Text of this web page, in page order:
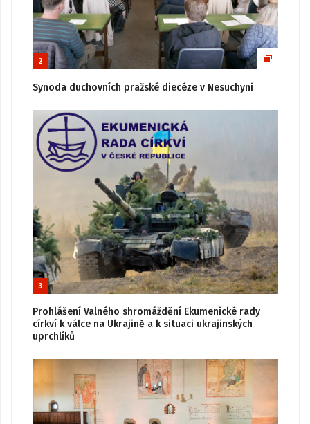
2
Synoda duchovních pražské diecéze v Nesuchyni
3
Prohlášení Valného shromáždění Ekumenické rady
církví k válce na Ukrajině a k situaci ukrajinských
uprchlíků